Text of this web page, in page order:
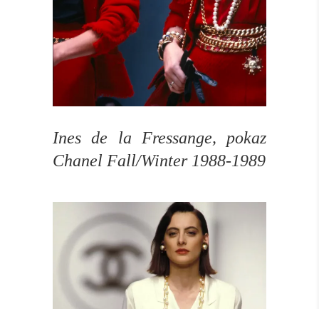
Ines de la Fressange, pokaz
Chanel Fall/Winter 1988-1989